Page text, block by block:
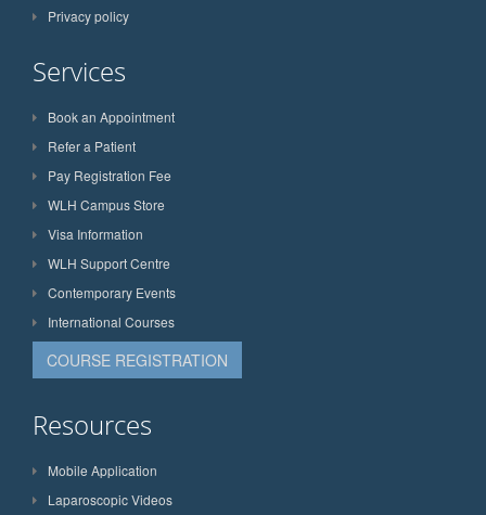
Privacy policy
Services
Book an Appointment
Refer a Patient
Pay Registration Fee
WLH Campus Store
Visa Information
WLH Support Centre
Contemporary Events
International Courses
COURSE REGISTRATION
Resources
Mobile Application
Laparoscopic Videos